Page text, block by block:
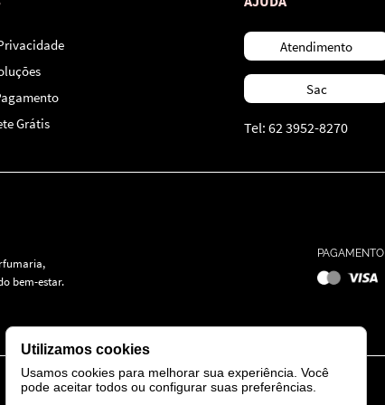
Grátis
Atendimento
Sac
Tel: 62 3952-8270
bem-estar.
PAGAMENTO
Utilizamos cookies
Usamos cookies para melhorar sua experiência. Você
pode aceitar todos ou configurar suas preferências.